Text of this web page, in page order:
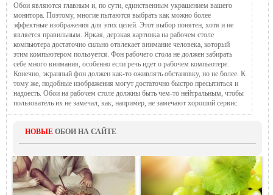
Обои являются главным и, по сути, единственным украшением вашего
монитора. Поэтому, многие пытаются выбрать как можно более
эффектные изображения для этих целей. Этот выбор понятен, хотя и не
является правильным. Яркая, дерзкая картинка на рабочем столе
компьютера достаточно сильно отвлекает внимание человека, который
этим компьютером пользуется. Фон рабочего стола не должен забирать
себе много внимания, особенно если речь идет о рабочем компьютере.
Конечно, экранный фон должен как-то оживлять обстановку, но не более. К
тому же, подобные изображения могут достаточно быстро пресытиться и
надоесть. Обои на рабочем столе должны быть чем-то нейтральным, чтобы
пользователь их не замечал, как, например, не замечают хороший сервис.
НОВЫЕ ОБОИ НА САЙТЕ